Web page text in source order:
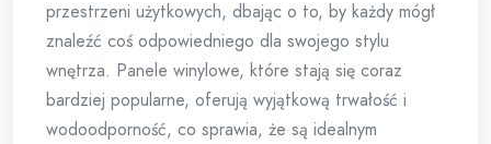
przestrzeni użytkowych, dbając o to, by każdy mógł
znaleźć coś odpowiedniego dla swojego stylu
wnętrza. Panele winylowe, które stają się coraz
bardziej popularne, oferują wyjątkową trwałość i
wodoodporność, co sprawia, że są idealnym